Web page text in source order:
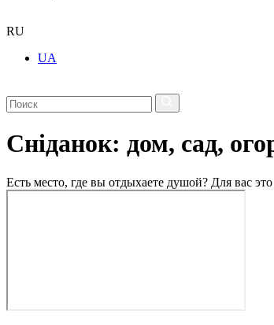
RU
UA
Сніданок: дом, сад,
Есть место, где вы отдыхаете душой? Для вас